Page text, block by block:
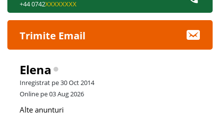
+44 0742XXXXXXXX
Trimite Email
Elena
Inregistrat pe 30 Oct 2014
Online pe 03 Aug 2026
Alte anunturi